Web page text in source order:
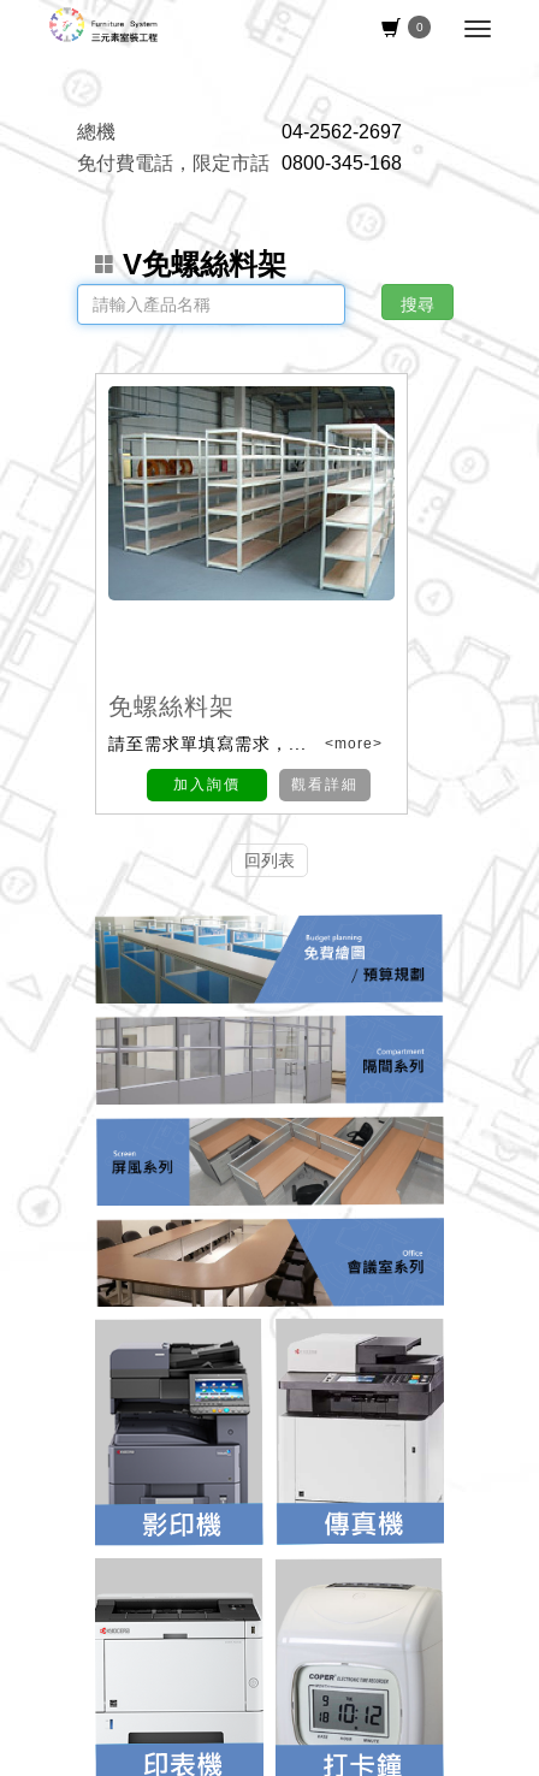
0
總機
04-2562-2697
免付費電話，限定市話 0800-345-168
V免螺絲料架
免螺絲料架
請至需求單填寫需求，... <more>
觀看詳細
加入詢價
回列表